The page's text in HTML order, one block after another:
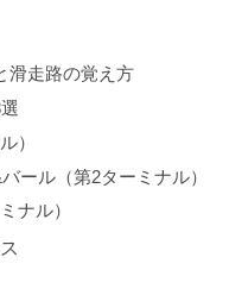
滑走路の覚え方
）
ール（第2ターミナル）
ナル）